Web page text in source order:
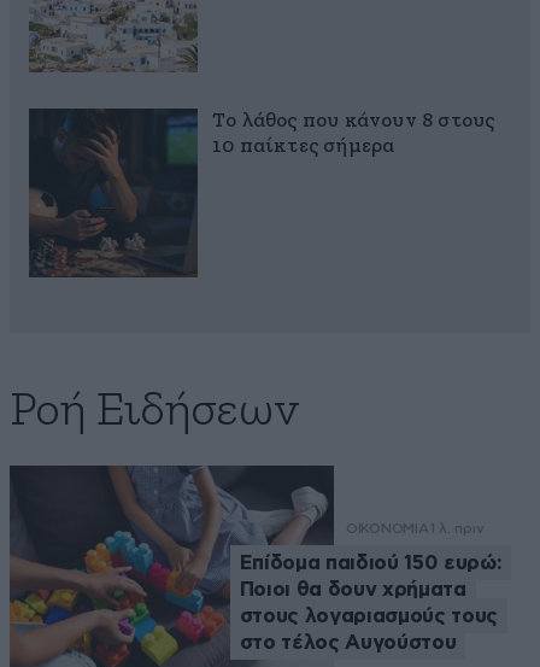
Το λάθος που κάνουν 8 στους
10 παίκτες σήμερα
Ροή Ειδήσεων
ΟΙΚΟΝΟΜΙΑ 1 λ. πριν
Επίδομα παιδιού 150 ευρώ:
Ποιοι θα δουν χρήματα
στους λογαριασμούς τους
στο τέλος Αυγούστου